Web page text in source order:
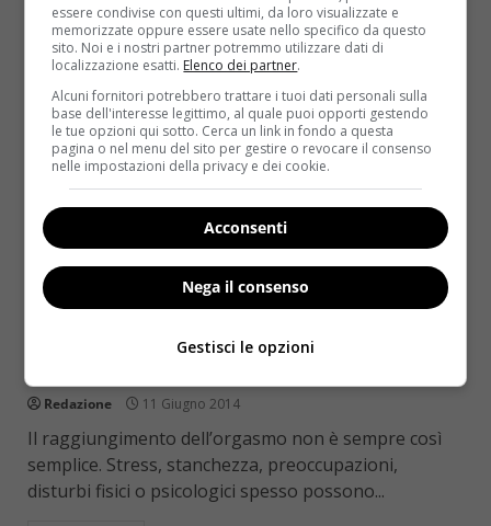
Read More
Arriva il gel nasale Tefina, per favorire
Redazione 11 Giugno 2014
Il raggiungimento dell’orgasmo non è sempre così
semplice. Stress, stanchezza, preoccupazioni,
disturbi fisici o psicologici spesso possono...
essere condivise con questi ultimi, da loro visualizzate e
memorizzate oppure essere usate nello specifico da questo
sito. Noi e i nostri partner potremmo utilizzare dati di
localizzazione esatti. Elenco dei partner.
Alcuni fornitori potrebbero trattare i tuoi dati personali sulla
base dell'interesse legittimo, al quale puoi opporti gestendo
le tue opzioni qui sotto. Cerca un link in fondo a questa
pagina o nel menu del sito per gestire o revocare il consenso
nelle impostazioni della privacy e dei cookie.
Acconsenti
Nega il consenso
Gestisci le opzioni